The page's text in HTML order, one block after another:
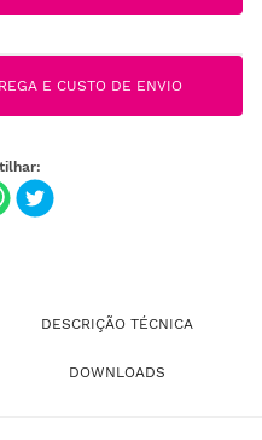
E CUSTO DE ENVIO
DESCRIÇÃO TÉCNICA
DOWNLOADS